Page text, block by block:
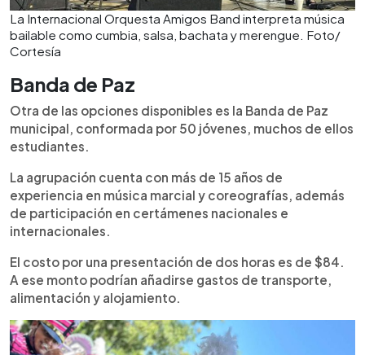
La Internacional Orquesta Amigos Band interpreta música
bailable como cumbia, salsa, bachata y merengue. Foto/
Cortesía
Banda de Paz
Otra de las opciones disponibles es la Banda de Paz
municipal, conformada por 50 jóvenes, muchos de ellos
estudiantes.
La agrupación cuenta con más de 15 años de
experiencia en música marcial y coreografías, además
de participación en certámenes nacionales e
internacionales.
El costo por una presentación de dos horas es de $84.
A ese monto podrían añadirse gastos de transporte,
alimentación y alojamiento.